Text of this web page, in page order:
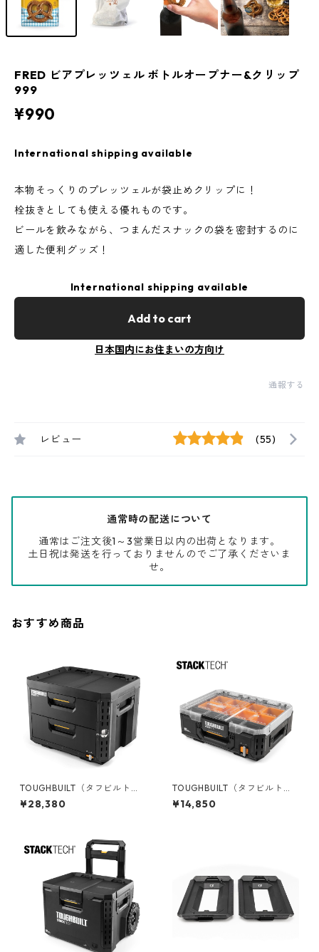
FRED ビアプレッツェル ボトルオープナー&クリップ
999
¥990
International shipping available
本物そっくりのプレッツェルが袋止めクリップに！
栓抜きとしても使える優れものです。
ビールを飲みながら、つまんだスナックの袋を密封するのに
適した便利グッズ！
International shipping available
Add to cart
日本国内にお住まいの方向け
通報する
レビュー (55)
通常時の配送について
通常はご注文後1～3営業日以内の出荷となります。
土日祝は発送を行っておりませんのでご了承くださいま
せ。
おすすめ商品
TOUGHBUILT（タフビルト）S
TACK TECH(スタックテック)
2ドロワーボックス（サイドロ
¥28,380
TOUGHBUILT（タフビルト）S
TACK TECH(スタックテック)
フルオーガナイザー TB-B1-O
¥14,850